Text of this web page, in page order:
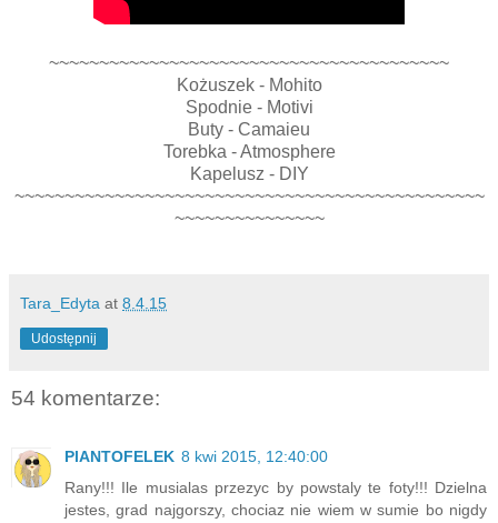
~~~~~~~~~~~~~~~~~~~~~~~~~~~~~~~~~~~~~~~~
Kożuszek - Mohito
Spodnie - Motivi
Buty - Camaieu
Torebka - Atmosphere
Kapelusz - DIY
~~~~~~~~~~~~~~~~~~~~~~~~~~~~~~~~~~~~~~~~~~~~~~~
~~~~~~~~~~~~~~~
Tara_Edyta at 8.4.15
Udostępnij
54 komentarze:
PlANTOFELEK 8 kwi 2015, 12:40:00
Rany!!! Ile musialas przezyc by powstaly te foty!!! Dzielna
jestes, grad najgorszy, chociaz nie wiem w sumie bo nigdy